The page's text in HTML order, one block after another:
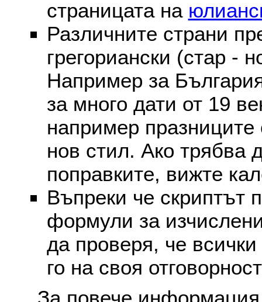
страницата на
Различните страни
грегориански (стар -
Например за
за много дати от 19
например празниците
нов стил. Ако трябва
поправките, вижте
Въпреки че скриптът
формули за
да проверя, че
го на своя